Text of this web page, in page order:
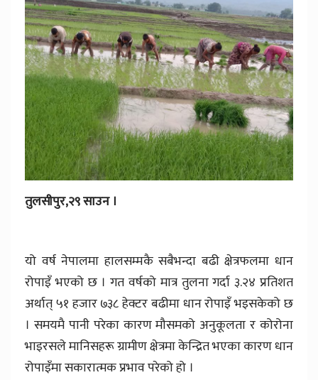
तुलसीपुर,२९ साउन ।
यो वर्ष नेपालमा हालसम्मकै सबैभन्दा बढी क्षेत्रफलमा धान
रोपाइँ भएको छ । गत वर्षको मात्र तुलना गर्दा ३.२४ प्रतिशत
अर्थात् ५१ हजार ७३८ हेक्टर बढीमा धान रोपाइँ भइसकेको छ
। समयमै पानी परेका कारण मौसमको अनुकूलता र कोरोना
भाइरसले मानिसहरू ग्रामीण क्षेत्रमा केन्द्रित भएका कारण धान
रोपाइँमा सकारात्मक प्रभाव परेको हो ।